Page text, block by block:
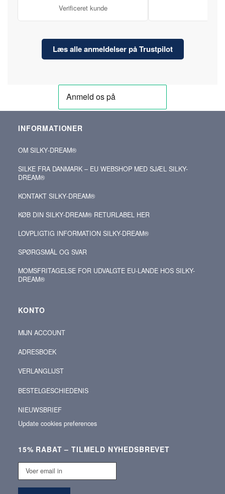
Verificeret kunde
Læs alle anmeldelser på Trustpilot
INFORMATIONER
OM SILKY‑DREAM®
SILKE FRA DANMARK – EU WEBSHOP MED SJÆL SILKY-
DREAM®
KONTAKT SILKY‑DREAM®
KØB DIN SILKY‑DREAM® RETURLABEL HER
LOVPLIGTIG INFORMATION SILKY-DREAM®
SPØRGSMÅL OG SVAR
MOMSFRITAGELSE FOR UDVALGTE EU-LANDE HOS SILKY-
DREAM®
KONTO
MIJN ACCOUNT
ADRESBOEK
VERLANGLIJST
BESTELGESCHIEDENIS
NIEUWSBRIEF
Update cookies preferences
15% RABAT – TILMELD NYHEDSBREVET
Voer
email
in